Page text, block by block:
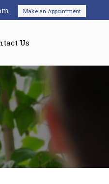
Make an Appointment
Us